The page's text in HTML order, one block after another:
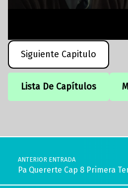
Siguiente Capitulo
Lista De Capítulos
Navegación de entradas
ANTERIOR ENTRADA
Pa Quererte Cap 8 Primera